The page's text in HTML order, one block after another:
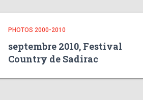
PHOTOS 2000-2010
septembre 2010, Festival
Country de Sadirac